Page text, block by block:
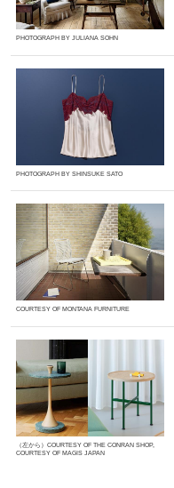
PHOTOGRAPH BY JULIANA SOHN
PHOTOGRAPH BY SHINSUKE SATO
COURTESY OF MONTANA FURNITURE
（左から）COURTESY OF THE CONRAN SHOP,
COURTESY OF MAGIS JAPAN